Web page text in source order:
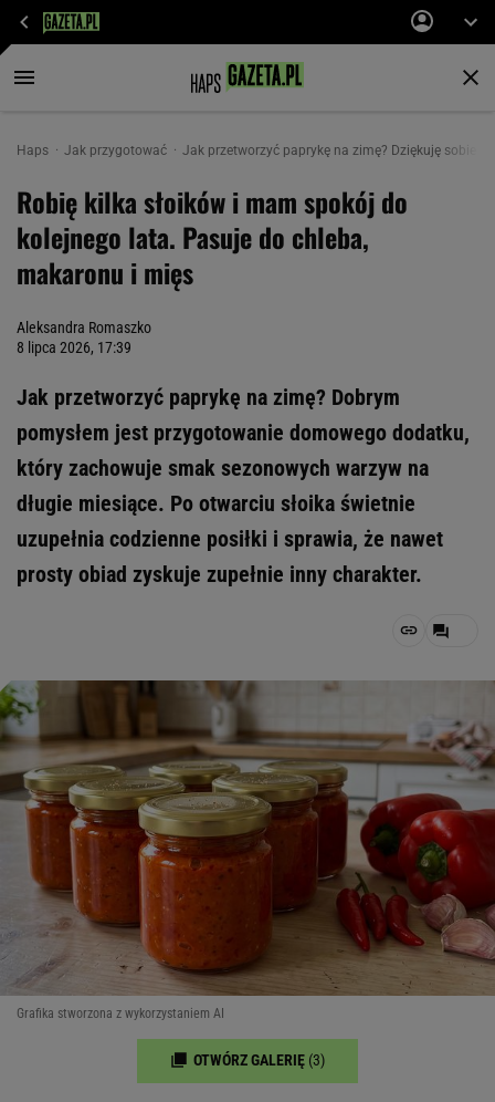
Haps Jak przygotować Jak przetworzyć paprykę na zimę? Dziękuję sobie
Robię kilka słoików i mam spokój do
kolejnego lata. Pasuje do chleba,
makaronu i mięs
Aleksandra Romaszko
8 lipca 2026, 17:39
Jak przetworzyć paprykę na zimę? Dobrym
pomysłem jest przygotowanie domowego dodatku,
który zachowuje smak sezonowych warzyw na
długie miesiące. Po otwarciu słoika świetnie
uzupełnia codzienne posiłki i sprawia, że nawet
prosty obiad zyskuje zupełnie inny charakter.
Grafika stworzona z wykorzystaniem AI
OTWÓRZ GALERIĘ (3)